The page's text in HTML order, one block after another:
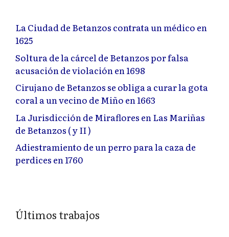
La Ciudad de Betanzos contrata un médico en
1625
Soltura de la cárcel de Betanzos por falsa
acusación de violación en 1698
Cirujano de Betanzos se obliga a curar la gota
coral a un vecino de Miño en 1663
La Jurisdicción de Miraflores en Las Mariñas
de Betanzos ( y II )
Adiestramiento de un perro para la caza de
perdices en 1760
Últimos trabajos